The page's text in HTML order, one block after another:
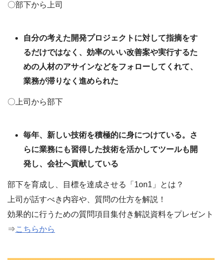
〇部下から上司
自分の考えた開発プロジェクトに対して指摘をす
るだけではなく、効率のいい改善案や実行するた
めの人材のアサインなどをフォローしてくれて、
業務が滞りなく進められた
〇上司から部下
毎年、新しい技術を積極的に身につけている。さ
らに業務にも習得した技術を活かしてツールも開
発し、会社へ貢献している
部下を育成し、目標を達成させる「1on1」とは？
上司が話すべき内容や、質問の仕方を解説！
効果的に行うための質問項目集付き解説資料をプレゼント
⇒こちらから